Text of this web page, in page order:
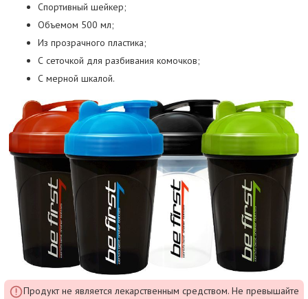
Спортивный шейкер;
Объемом 500 мл;
Из прозрачного пластика;
С сеточкой для разбивания комочков;
С мерной шкалой.
Продукт не является лекарственным средством. Не превышайте